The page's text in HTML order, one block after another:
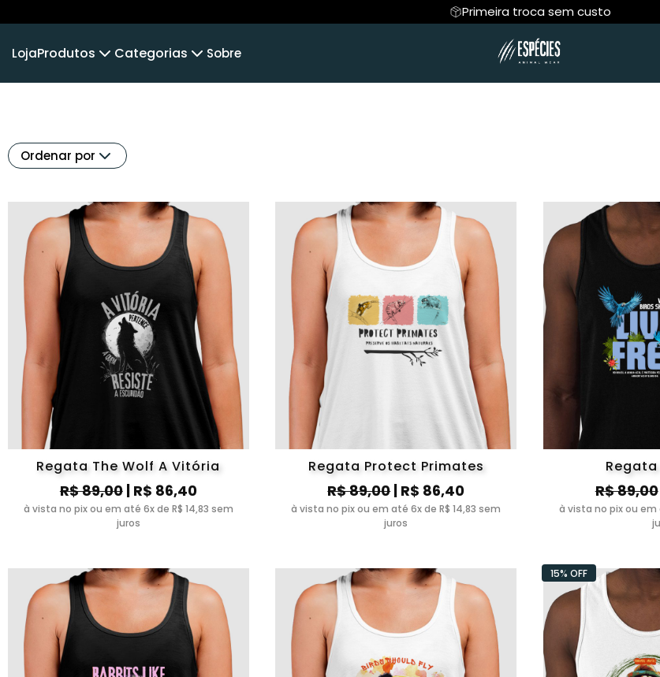
Primeira troca sem custo
LojaProdutos
Body Infantil
Categorias Sobre
Ordenar por
Regata The Wolf A Vitória
R$ 89,00| R$ 86,40
à vista no pix ou em até 6x de R$ 14,83 sem
juros
Regata Protect Primates
R$ 89,00| R$ 86,40
à vista no pix ou em até 6x de R$ 14,83 sem
juros
Regata
R$ 89,00
à vista no pix ou em
15% OFF